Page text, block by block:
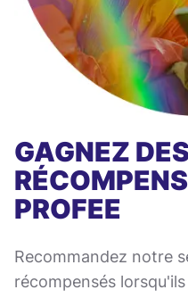
GAGNEZ
PROFEE
Recommandez notre
récompensés